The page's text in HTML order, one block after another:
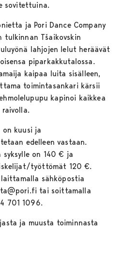
sovitettuina.
ja Pori Dance Company
tulkinnan Tšaikovskin
lahjojen lelut heräävät
piparkakkutalossa.
kaipaa luita sisälleen,
toimintasankari kärsii
kapinoi kaikkea
raivolla.
kuusi ja
edelleen vastaan.
syksylle on 140 € ja
työttömät 120 €.
sähköpostia
tai soittamalla
701 1096.
ja muusta toiminnasta